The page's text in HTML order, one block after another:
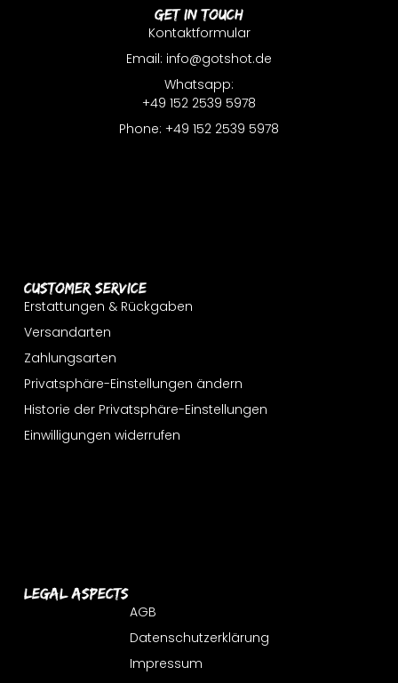
Customer Service
Erstattungen & Rückgaben
Versandarten
Zahlungsarten
Privatsphäre-Einstellungen ändern
Historie der Privatsphäre-Einstellungen
Einwilligungen widerrufen
Get In Touch
Kontaktformular
Email: info@gotshot.de
Whatsapp:
+49 152 2539 5978
Phone: +49 152 2539 5978
Legal Aspects
AGB
Datenschutzerklärung
Impressum